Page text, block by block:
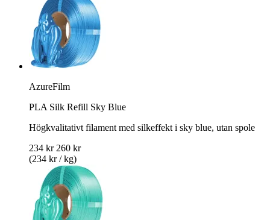
AzureFilm
PLA Silk Refill Sky Blue
Högkvalitativt filament med silkeffekt i sky blue, utan spole
234 kr 260 kr
(234 kr / kg)